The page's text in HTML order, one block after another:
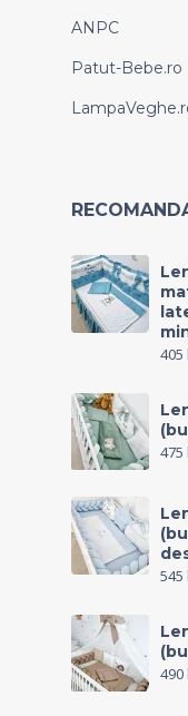
ANPC
Patut-Bebe.ro
405
475
545
490